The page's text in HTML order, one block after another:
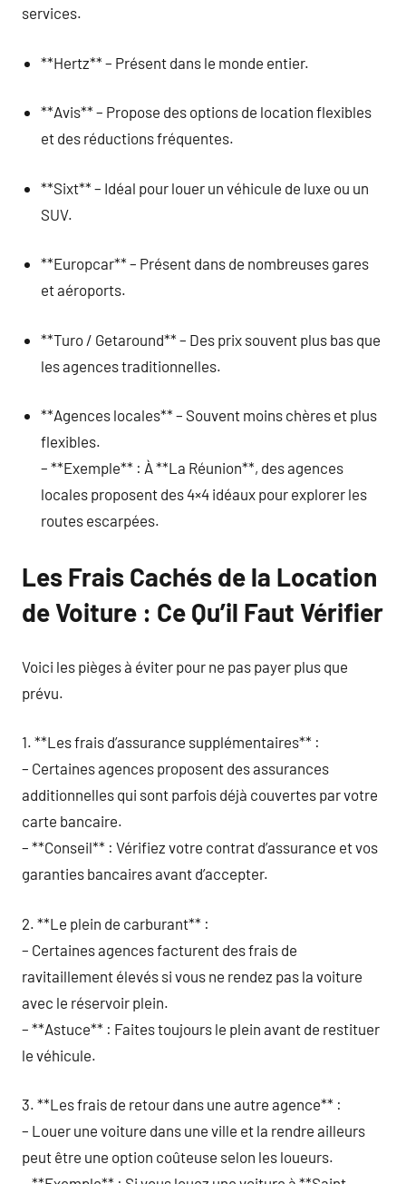
services.
**Hertz** – Présent dans le monde entier.
**Avis** – Propose des options de location flexibles
et des réductions fréquentes.
**Sixt** – Idéal pour louer un véhicule de luxe ou un
SUV.
**Europcar** – Présent dans de nombreuses gares
et aéroports.
**Turo / Getaround** – Des prix souvent plus bas que
les agences traditionnelles.
**Agences locales** – Souvent moins chères et plus
flexibles.
– **Exemple** : À **La Réunion**, des agences
locales proposent des 4×4 idéaux pour explorer les
routes escarpées.
Les Frais Cachés de la Location
de Voiture : Ce Qu’il Faut Vérifier
Voici les pièges à éviter pour ne pas payer plus que
prévu.
1. **Les frais d’assurance supplémentaires** :
– Certaines agences proposent des assurances
additionnelles qui sont parfois déjà couvertes par votre
carte bancaire.
– **Conseil** : Vérifiez votre contrat d’assurance et vos
garanties bancaires avant d’accepter.
2. **Le plein de carburant** :
– Certaines agences facturent des frais de
ravitaillement élevés si vous ne rendez pas la voiture
avec le réservoir plein.
– **Astuce** : Faites toujours le plein avant de restituer
le véhicule.
3. **Les frais de retour dans une autre agence** :
– Louer une voiture dans une ville et la rendre ailleurs
peut être une option coûteuse selon les loueurs.